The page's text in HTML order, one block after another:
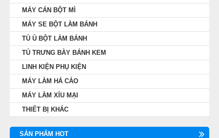
MÁY CÁN BỘT MÌ
MÁY SE BỘT LÀM BÁNH
TỦ Ủ BỘT LÀM BÁNH
TỦ TRƯNG BÀY BÁNH KEM
LINH KIỆN PHỤ KIỆN
MÁY LÀM HÁ CẢO
MÁY LÀM XÍU MẠI
THIẾT BỊ KHÁC
SẢN PHẨM HOT